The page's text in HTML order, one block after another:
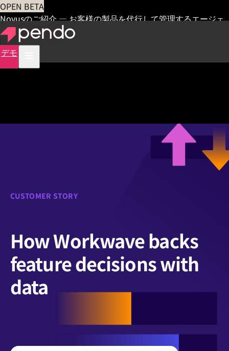
OPEN BETA
Novusのご紹介 — お客様の製品を代行して管理するエージェ
ント 早期アクセス
デモ
CUSTOMER STORY
How Workwave backs
feature decisions with
data